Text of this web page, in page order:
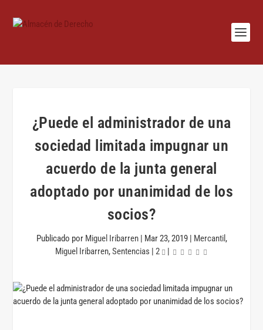
¿Puede el administrador de una
sociedad limitada impugnar un
acuerdo de la junta general
adoptado por unanimidad de los
socios?
Publicado por Miguel Iribarren| Mar 23, 2019| Mercantil ,
Miguel Iribarren,Sentencias | 2 |